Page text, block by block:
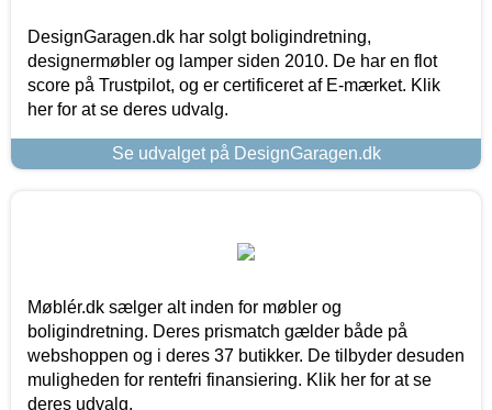
DesignGaragen.dk har solgt boligindretning,
designermøbler og lamper siden 2010. De har en flot
score på Trustpilot, og er certificeret af E-mærket. Klik
her for at se deres udvalg.
Se udvalget på DesignGaragen.dk
Møblér.dk sælger alt inden for møbler og
boligindretning. Deres prismatch gælder både på
webshoppen og i deres 37 butikker. De tilbyder desuden
muligheden for rentefri finansiering. Klik her for at se
deres udvalg.